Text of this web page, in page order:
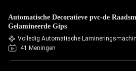
Automatische Decoratieve pvc-de
Gelamineerde Gips
Volledig Automatische
41 Meningen